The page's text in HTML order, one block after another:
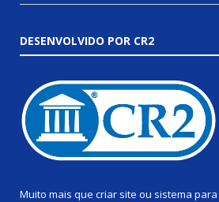
DESENVOLVIDO POR CR2
Muito mais que criar site ou sistema